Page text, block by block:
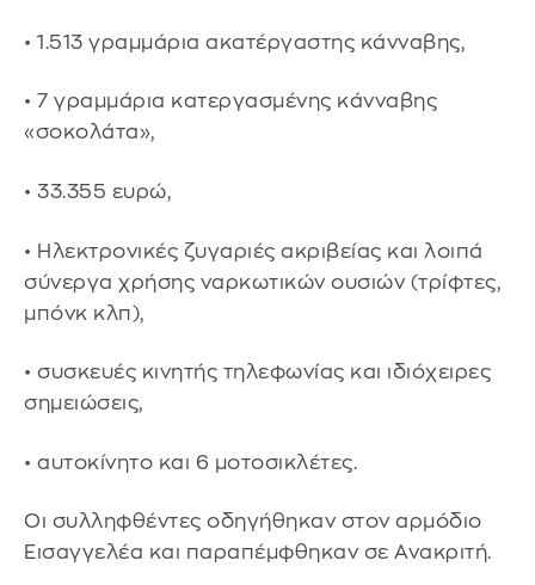
• 1.513 γραμμάρια ακατέργαστης κάνναβης,
• 7 γραμμάρια κατεργασμένης κάνναβης
«σοκολάτα»,
• 33.355 ευρώ,
• Ηλεκτρονικές ζυγαριές ακριβείας και λοιπά
σύνεργα χρήσης ναρκωτικών ουσιών (τρίφτες,
μπόνκ κλπ),
• συσκευές κινητής τηλεφωνίας και ιδιόχειρες
σημειώσεις,
• αυτοκίνητο και 6 μοτοσικλέτες.
Οι συλληφθέντες οδηγήθηκαν στον αρμόδιο
Εισαγγελέα και παραπέμφθηκαν σε Ανακριτή.